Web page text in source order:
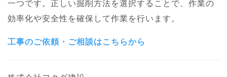
一つです。正しい掘削方法を選択することで、作業の
効率化や安全性を確保して作業を行います。
工事のご依頼・ご相談はこちらから